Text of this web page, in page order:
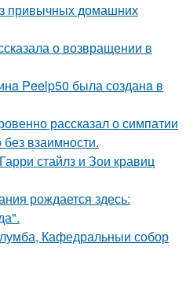
привычных домашних
о возвращении в
Peelp50 была созданa в
рассказал о симпатии
взаимности.
стайлз и Зои кравиц
рождается здесь:
Кафедральныи собор